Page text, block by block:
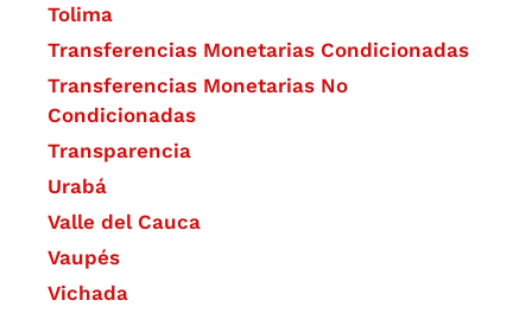
Tolima
Transferencias Monetarias Condicionadas
Transferencias Monetarias No
Condicionadas
Transparencia
Urabá
Valle del Cauca
Vaupés
Vichada